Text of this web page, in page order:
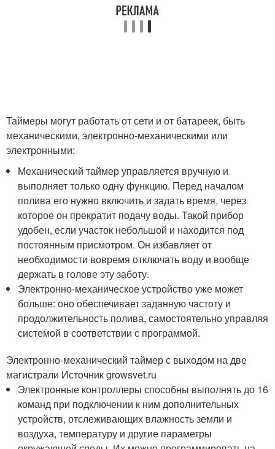
Таймеры могут работать от сети и от батареек, быть
механическими, электронно-механическими или
электронными:
Механический таймер управляется вручную и
выполняет только одну функцию. Перед началом
полива его нужно включить и задать время, через
которое он прекратит подачу воды. Такой прибор
удобен, если участок небольшой и находится под
постоянным присмотром. Он избавляет от
необходимости вовремя отключать воду и вообще
держать в голове эту заботу.
Электронно-механическое устройство уже может
больше: оно обеспечивает заданную частоту и
продолжительность полива, самостоятельно управляя
системой в соответствии с программой.
Электронно-механический таймер с выходом на две
магистрали Источник growsvet.ru
Электронные контроллеры способны выполнять до 16
команд при подключении к ним дополнительных
устройств, отслеживающих влажность земли и
воздуха, температуру и другие параметры